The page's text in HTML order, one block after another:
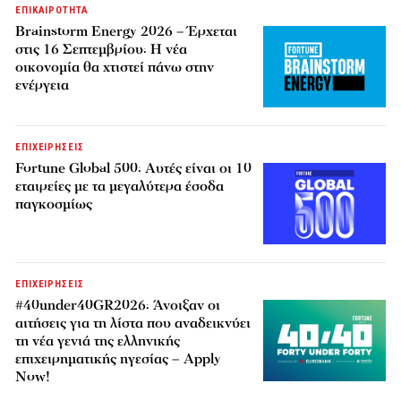
ΕΠΙΚΑΙΡΟΤΗΤΑ
Brainstorm Energy 2026 – Έρχεται
στις 16 Σεπτεμβρίου: Η νέα
οικονομία θα χτιστεί πάνω στην
ενέργεια
ΕΠΙΧΕΙΡΗΣΕΙΣ
Fortune Global 500: Αυτές είναι οι 10
εταιρείες με τα μεγαλύτερα έσοδα
παγκοσμίως
ΕΠΙΧΕΙΡΗΣΕΙΣ
#40under40GR2026: Άνοιξαν οι
αιτήσεις για τη λίστα που αναδεικνύει
τη νέα γενιά της ελληνικής
επιχειρηματικής ηγεσίας – Apply
Now!